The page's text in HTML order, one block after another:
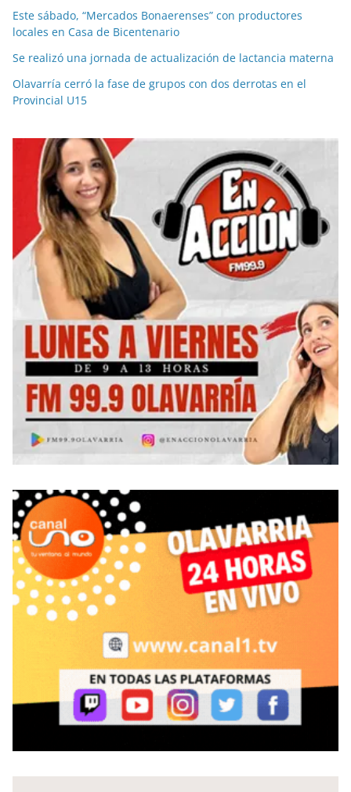
Este sábado, “Mercados Bonaerenses” con productores
locales en Casa de Bicentenario
Se realizó una jornada de actualización de lactancia materna
Olavarría cerró la fase de grupos con dos derrotas en el
Provincial U15